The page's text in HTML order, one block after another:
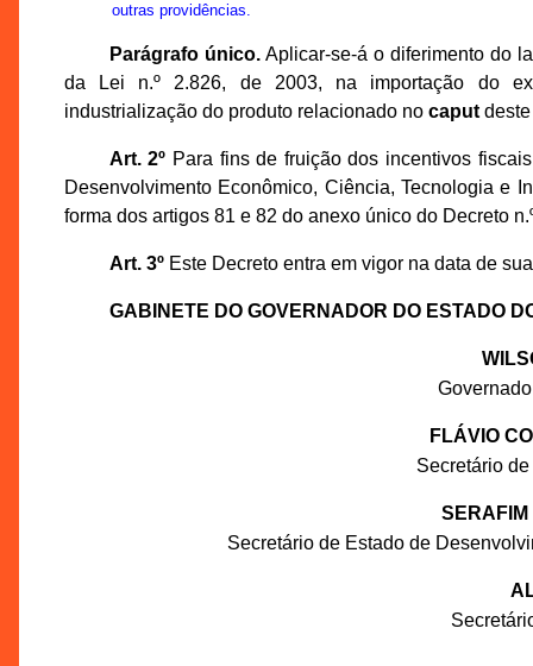
outras providências.
Parágrafo único.Aplicar-se-á o diferimento do
da Lei n.º 2.826, de 2003, na importação do
industrialização do produto relacionado no caputdeste
Art. 2º Para fins de fruição dos incentivos
Desenvolvimento Econômico, Ciência, Tecnologia e
forma dos artigos 81 e 82 do anexo único do Decreto
Art. 3ºEste Decreto entra em vigor na data de
GABINETE DO GOVERNADOR DO ESTADO
FLÁVIO
Secretário
Secretário de Estado de